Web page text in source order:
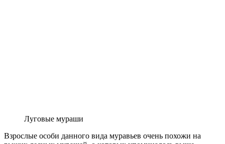
Луговые мураши
Взрослые особи данного вида муравьев очень похожи на